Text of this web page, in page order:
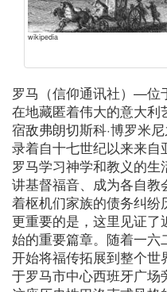
wikipedia
罗马（信仰通讯社）—位
在地藏匿着伟大的意大利
宿敌弗朗切斯科·博罗米
录着自十七世纪以来来
罗马学习神学和教义的
讲基督福音、成为各自教
着枢机们家族的债务纠纷
更重要的是，这里见证
始的重要篇章。随着一
开始将福传拓展到整个
于罗马市中心西班牙广场